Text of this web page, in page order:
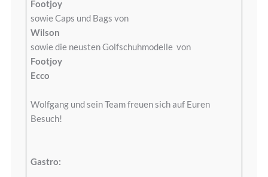
Footjoy
sowie Caps und Bags von
Wilson
sowie die neusten Golfschuhmodelle von
Footjoy
Ecco
Wolfgang und sein Team freuen sich auf Euren
Besuch!
Gastro: